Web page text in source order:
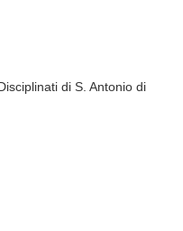
di S. Antonio di